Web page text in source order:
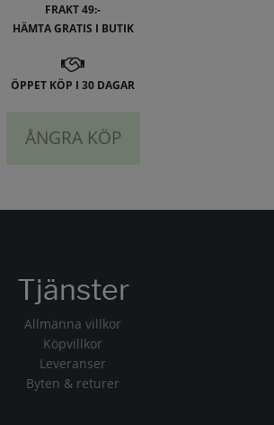
FRAKT 49:-
HÄMTA GRATIS I BUTIK
ÖPPET KÖP I 30 DAGAR
ÅNGRA KÖP
Tjänster
Allmänna villkor
Köpvillkor
Leveranser
Byten & returer